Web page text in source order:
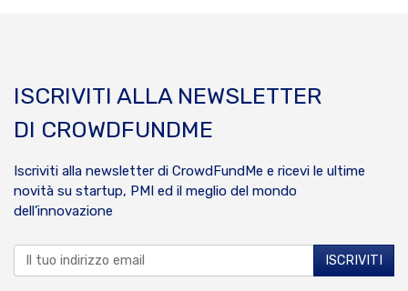
ISCRIVITI ALLA NEWSLETTER
DI CROWDFUNDME
Iscriviti alla newsletter di CrowdFundMe e ricevi le ultime
novità su startup, PMI ed il meglio del mondo
dell’innovazione